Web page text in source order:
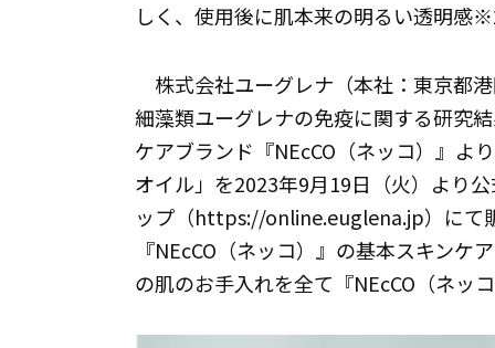
しく、使用後に肌本来の明るい透明感
株式会社ユーグレナ（本社：東京都
細藻類ユーグレナの免疫に関する研究
ケアブランド『NEcCO（ネッコ）』
オイル」を2023年9月19日（火）より
ップ（https://online.euglena.jp）にて
『NEcCO（ネッコ）』の基本スキン
の肌のお手入れを全て『NEcCO（ネッ